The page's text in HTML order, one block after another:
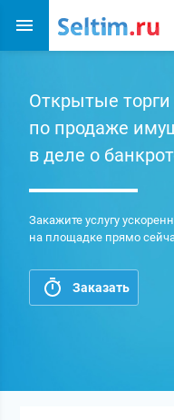
Открытые
по продаже
в деле о
Закажите услугу
на площадке прямо
Заказать